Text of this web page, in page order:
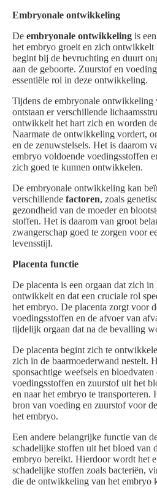
Embryonale ontwikkeling
De embryonale ontwikkeling is
het embryo groeit en zich ontwikkelt
begint bij de bevruchting en duurt
aan de geboorte. Zuurstof en
essentiële rol in deze ontwikkeling.
Tijdens de embryonale ontwikkeling
ontstaan er verschillende
ontwikkelt het hart zich en worden
Naarmate de ontwikkeling vordert,
en de zenuwstelsels. Het is daarom
embryo voldoende voedingsstoffen
zich goed te kunnen ontwikkelen.
De embryonale ontwikkeling kan
verschillende factoren, zoals
gezondheid van de moeder en
stoffen. Het is daarom van groot
zwangerschap goed te zorgen voor
levensstijl.
Placenta functie
De placenta is een orgaan dat zich
ontwikkelt en dat een cruciale rol
het embryo. De placenta zorgt voor
voedingsstoffen en de afvoer van
tijdelijk orgaan dat na de bevalling
De placenta begint zich te
zich in de baarmoederwand nestelt.
sponsachtige weefsels en
voedingsstoffen en zuurstof uit het
en naar het embryo te transporteren.
bron van voeding en zuurstof voor
het embryo.
Een andere belangrijke functie van
schadelijke stoffen uit het bloed van
embryo bereikt. Hierdoor wordt het
schadelijke stoffen zoals bacteriën,
die de ontwikkeling van het embryo